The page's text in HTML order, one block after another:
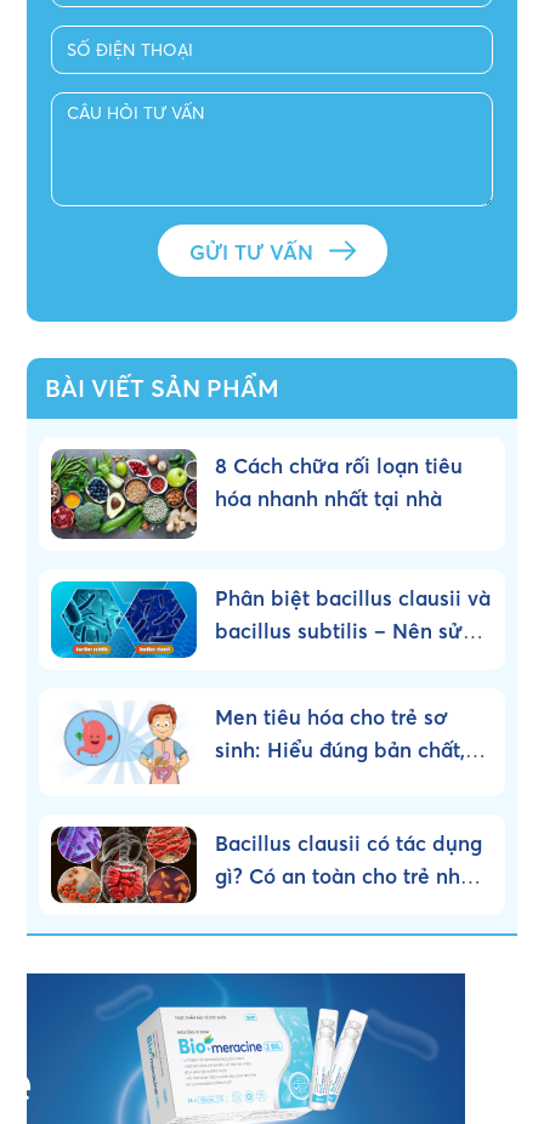
BÀI VIẾT SẢN PHẨM
8 Cách chữa rối loạn tiêu
hóa nhanh nhất tại nhà
Phân biệt bacillus clausii và
bacillus subtilis – Nên sử
Men tiêu hóa cho trẻ sơ
sinh: Hiểu đúng bản chất,
Bacillus clausii có tác dụng
gì? Có an toàn cho trẻ nhỏ